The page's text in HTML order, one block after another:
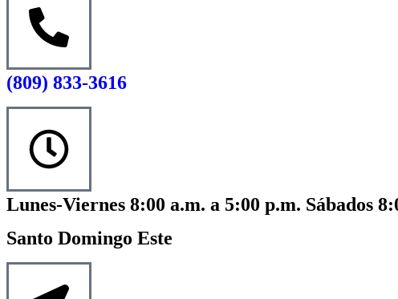
(809) 833-3616
Lunes-Viernes 8:00 a.m. a 5:00 p.m. Sábados
Santo Domingo Este